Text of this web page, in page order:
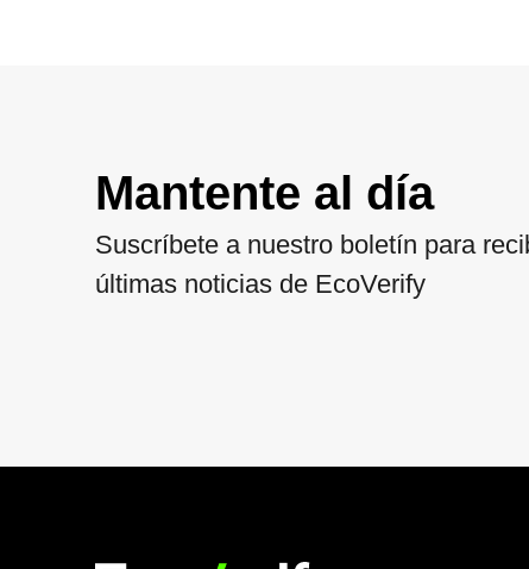
Mantente al día
Suscríbete a nuestro boletín para
últimas noticias de EcoVerify